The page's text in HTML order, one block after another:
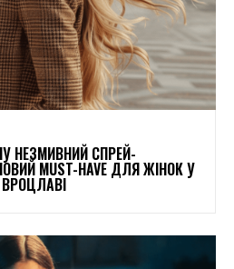
НЕЗМИВНИЙ СПРЕЙ-
MUST-HAVE ДЛЯ ЖІНОК У